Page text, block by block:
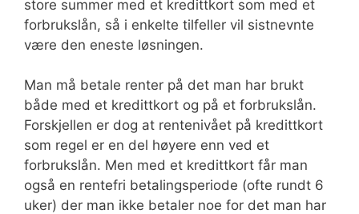
store summer med et kredittkort som med et
forbrukslån, så i enkelte tilfeller vil sistnevnte
være den eneste løsningen.
Man må betale renter på det man har brukt
både med et kredittkort og på et forbrukslån.
Forskjellen er dog at rentenivået på kredittkort
som regel er en del høyere enn ved et
forbrukslån. Men med et kredittkort får man
også en rentefri betalingsperiode (ofte rundt 6
uker) der man ikke betaler noe for det man har